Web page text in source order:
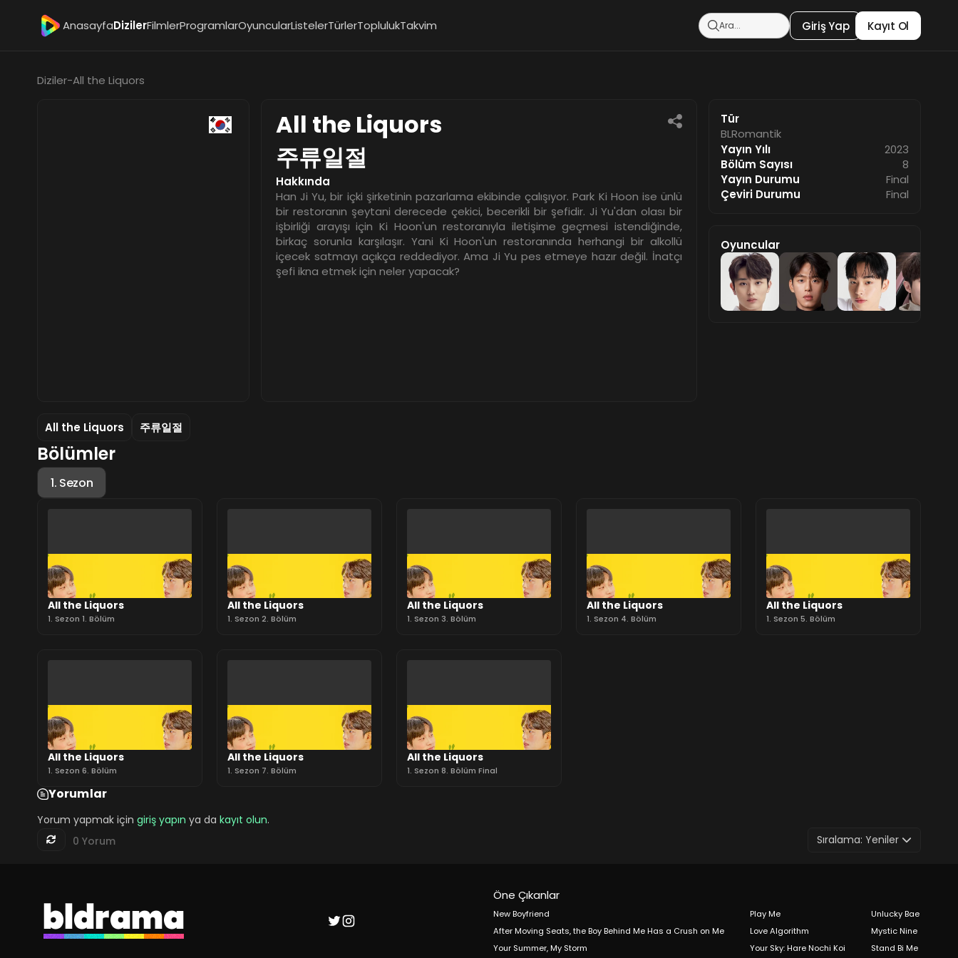
AnasayfaDizilerFilmlerProgramlarOyuncularListelerTürlerToplulukTakvim Giriş Yap Kayıt Ol
Diziler-All the Liquors
All the Liquors
주류일절
Hakkında
Han Ji Yu, bir içki şirketinin pazarlama ekibinde çalışıyor. Park Ki Hoon ise ünlü
bir restoranın şeytani derecede çekici, becerikli bir şefidir. Ji Yu'dan olası bir
işbirliği arayışı için Ki Hoon'un restoranıyla iletişime geçmesi istendiğinde,
birkaç sorunla karşılaşır. Yani Ki Hoon'un restoranında herhangi bir alkollü
içecek satmayı açıkça reddediyor. Ama Ji Yu pes etmeye hazır değil. İnatçı
şefi ikna etmek için neler yapacak?
Tür
BLRomantik
Yayın Yılı
2023
Bölüm Sayısı
8
Yayın Durumu
Final
Çeviri Durumu
Final
Oyuncular
All the Liquors 주류일절
Bölümler
1. Sezon
All the Liquors
1. Sezon 1. Bölüm
All the Liquors
1. Sezon 2. Bölüm
All the Liquors
1. Sezon 3. Bölüm
All the Liquors
1. Sezon 4. Bölüm
All the Liquors
1. Sezon 5. Bölüm
All the Liquors
1. Sezon 6. Bölüm
All the Liquors
1. Sezon 7. Bölüm
All the Liquors
1. Sezon 8. Bölüm Final
Yorumlar
Yorum yapmak için giriş yapın ya da kayıt olun.
0 Yorum
Sıralama: Yeniler
Öne Çıkanlar
New Boyfriend
After Moving Seats, the Boy Behind Me Has a Crush on Me
Your Summer, My Storm
Play Me
Love Algorithm
Your Sky: Hare Nochi Koi
Unlucky Bae
Mystic Nine
Stand Bi Me